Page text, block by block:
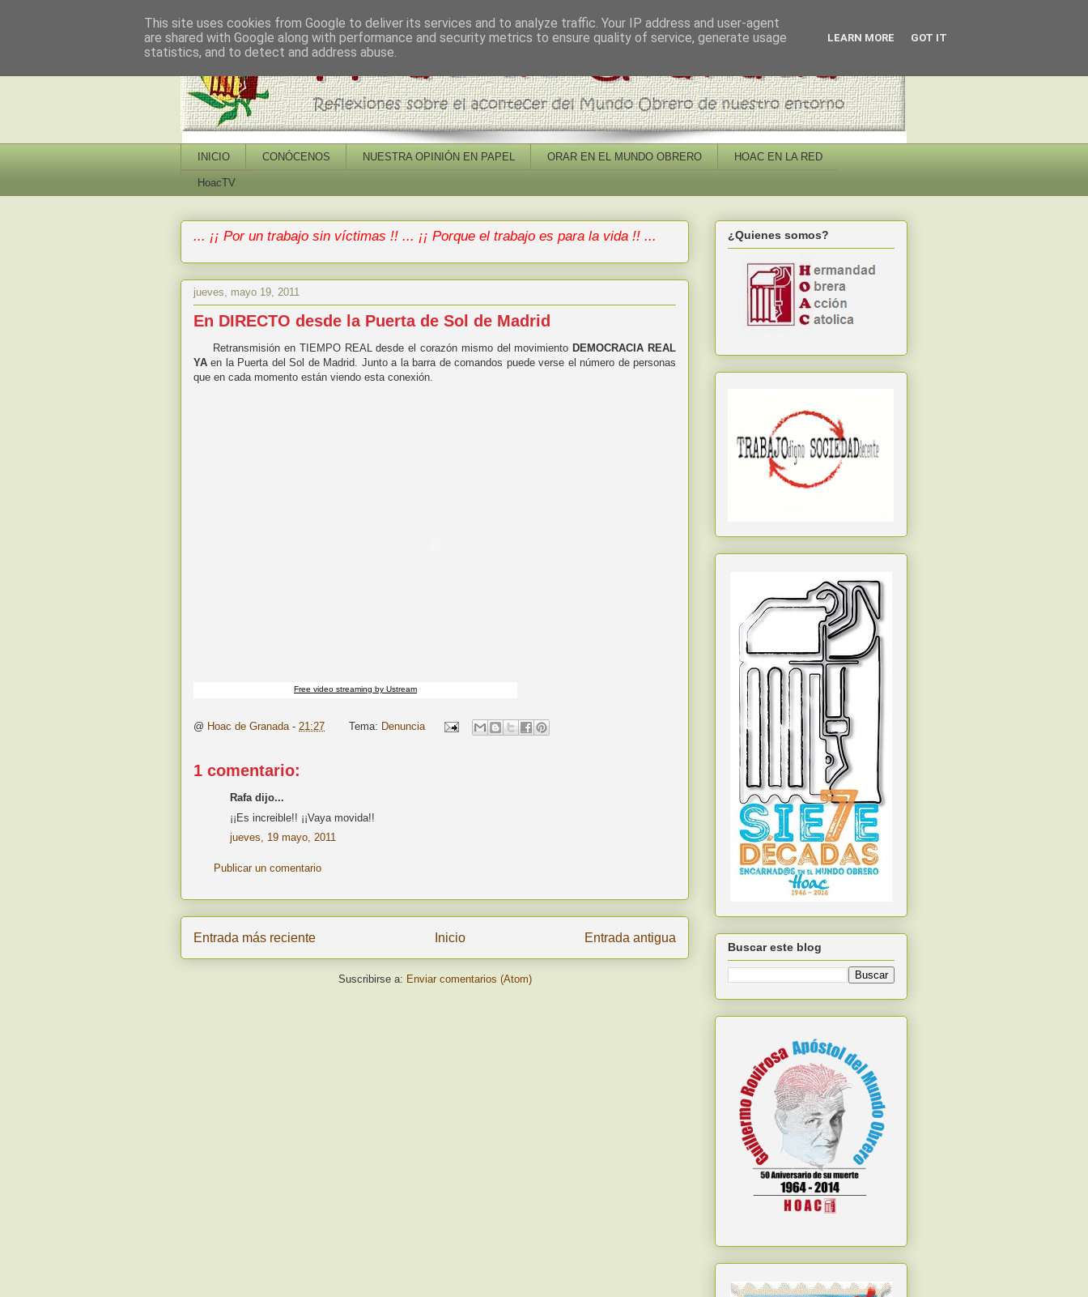
INICIO CONÓCENOS NUESTRA OPINIÓN EN PAPEL ORAR EN EL MUNDO OBRERO HOAC EN LA RED
HoacTV
... ¡¡ Por un trabajo sin víctimas !! ... ¡¡ Porque el trabajo es para la vida !! ...
jueves, mayo 19, 2011
En DIRECTO desde la Puerta de Sol de Madrid
Retransmisión en TIEMPO REAL desde el corazón mismo del movimiento DEMOCRACIA REAL
YA en la Puerta del Sol de Madrid. Junto a la barra de comandos puede verse el número de personas
que en cada momento están viendo esta conexión.
Free video streaming by Ustream
@ Hoac de Granada - 21:27 Tema: Denuncia
1 comentario:
Rafa dijo...
¡¡Es increible!! ¡¡Vaya movida!!
jueves, 19 mayo, 2011
Publicar un comentario
Entrada más reciente Entrada antigua
Inicio
Suscribirse a: Enviar comentarios (Atom)
¿Quienes somos?
Buscar este blog
This site uses cookies from Google to deliver its services and to analyze traffic. Your IP address and user-agent
are shared with Google along with performance and security metrics to ensure quality of service, generate usage
statistics, and to detect and address abuse.
LEARN MORE GOT IT